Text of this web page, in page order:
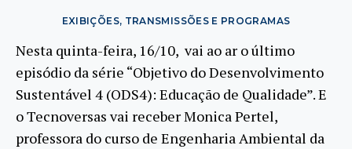
EXIBIÇÕES, TRANSMISSÕES E PROGRAMAS
Nesta quinta-feira, 16/10, vai ao ar o último
episódio da série “Objetivo do Desenvolvimento
Sustentável 4 (ODS4): Educação de Qualidade”. E
o Tecnoversas vai receber Monica Pertel,
professora do curso de Engenharia Ambiental da